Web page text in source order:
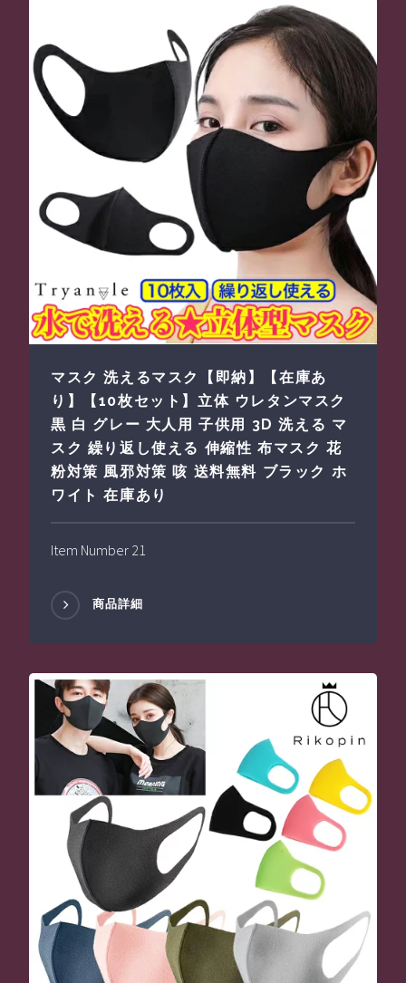
マスク 洗えるマスク【即納】【在庫あ
り】【10枚セット】立体 ウレタンマスク
黒 白 グレー 大人用 子供用 3D 洗える マ
スク 繰り返し使える 伸縮性 布マスク 花
粉対策 風邪対策 咳 送料無料 ブラック ホ
ワイト 在庫あり
Item Number 21
商品詳細